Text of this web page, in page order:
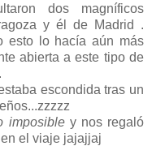
dos magníficos
y él de Madrid .
esto lo hacía aún más
abierta a este tipo de
escondida tras un
imposible y nos regaló
el viaje jajajjaj